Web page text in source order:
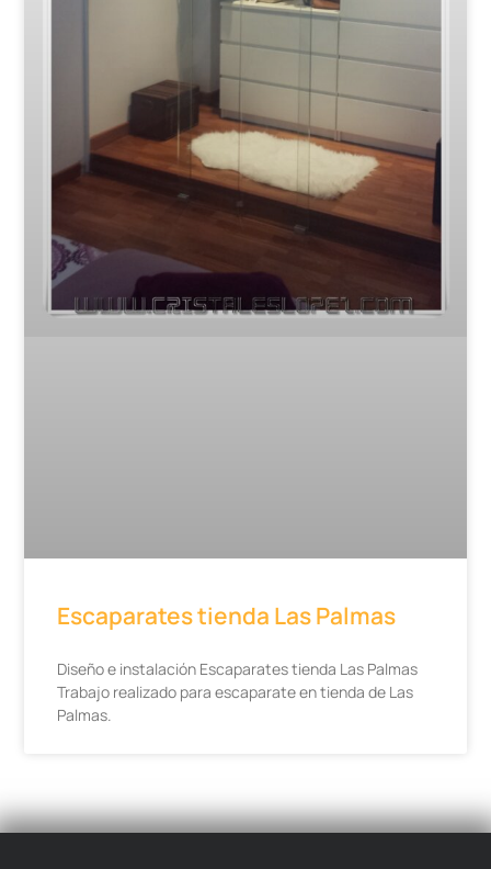
Escaparates tienda Las Palmas
Diseño e instalación Escaparates tienda Las Palmas
Trabajo realizado para escaparate en tienda de Las
Palmas.